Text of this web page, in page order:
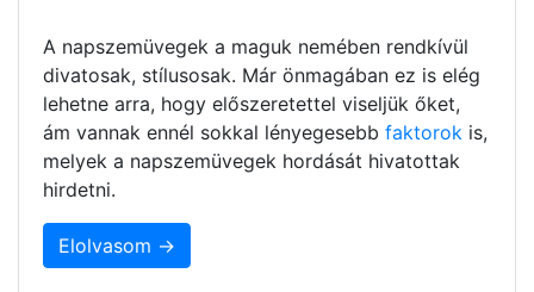
A napszemüvegek a maguk nemében rendkívül
divatosak, stílusosak. Már önmagában ez is elég
lehetne arra, hogy előszeretettel viseljük őket,
ám vannak ennél sokkal lényegesebb faktorok is,
melyek a napszemüvegek hordását hivatottak
hirdetni.
Elolvasom →